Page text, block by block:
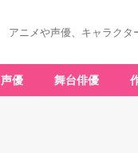
アニメや声優、キャラクタ
声優 舞台俳優